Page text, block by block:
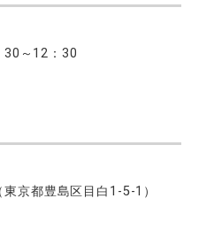
～12：30
京都豊島区目白1-5-1）